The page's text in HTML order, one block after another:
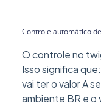
Controle automático
O controle no
Isso significa que:
vai ter o valor A
ambiente BR e o